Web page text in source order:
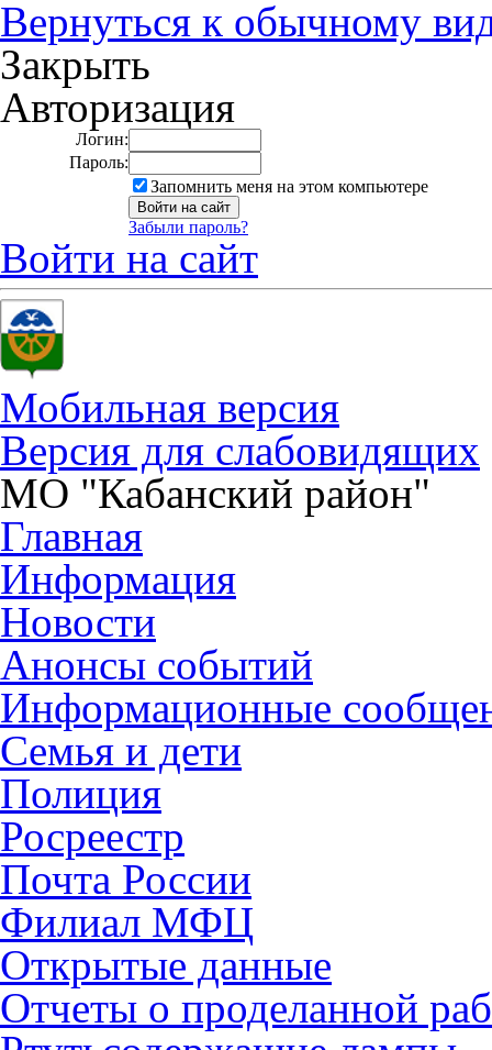
Вернуться к обычному
Закрыть
Авторизация
Логин:
Пароль:
Запомнить меня на этом компьютере
Забыли пароль?
Войти на сайт
Мобильная версия
Версия для слабовидящих
МО "Кабанский район"
Главная
Информация
Новости
Анонсы событий
Информационные
Семья и дети
Полиция
Росреестр
Почта России
Филиал МФЦ
Открытые данные
Отчеты о проделанной